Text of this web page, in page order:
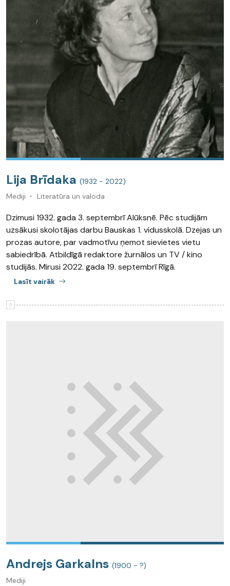
Lija Brīdaka (1932 - 2022)
Mediji
Literatūra un valoda
Dzimusi 1932. gada 3. septembrī Alūksnē. Pēc studijām
uzsākusi skolotājas darbu Bauskas 1. vidusskolā. Dzejas un
prozas autore, par vadmotīvu ņemot sievietes vietu
sabiedrībā. Atbildīgā redaktore žurnālos un TV / kino
studijās. Mirusi 2022. gada 19. septembrī Rīgā.
Lasīt vairāk
Andrejs Garkalns (1900 - ?)
Mediji